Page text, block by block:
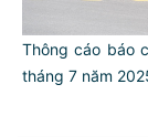
Thông cáo báo
tháng 7 năm
Đối với nhân